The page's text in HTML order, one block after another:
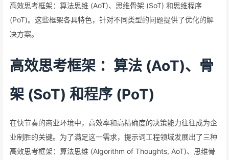
高效思考框架：算法思维 (AoT)、思维骨架 (SoT) 和思维程序
(PoT)。这些框架各具特色，针对不同类型的问题提供了优化的解
决方案。
高效思考框架 ：算法 (AoT)、骨
架 (SoT) 和程序 (PoT)
在快节奏的商业环境中，高效率和高精确度的决策能力往往成为企
业制胜的关键。为了满足这一需求，提示词工程领域发展出了三种
高效思考框架：算法思维 (Algorithm of Thoughts, AoT)、思维骨